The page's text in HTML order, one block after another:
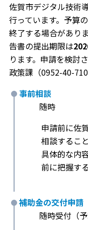
佐賀市デジタル技術
行っています。予算
終了する場合があり
告書の提出期限は
ります。申請を検討
政策課（0952-40-
事前相談
随時
申請前に佐
相談するこ
具体的な内
前に把握す
補助金の交付申請
随時受付（